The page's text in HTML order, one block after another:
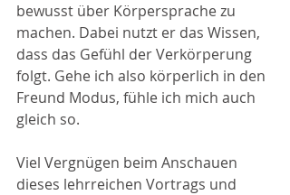
bewusst über Körpersprache zu
machen. Dabei nutzt er das Wissen,
dass das Gefühl der Verkörperung
folgt. Gehe ich also körperlich in den
Freund Modus, fühle ich mich auch
gleich so.
Viel Vergnügen beim Anschauen
dieses lehrreichen Vortrags und